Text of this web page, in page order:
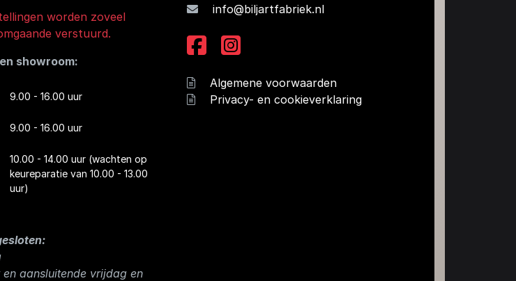
worden zoveel
verstuurd.
showroom:
9.00 - 16.00 uur
9.00 - 16.00 uur
10.00 - 14.00 uur (wachten op
keureparatie van 10.00 - 13.00
uur)
en aansluitende vrijdag en
info@biljartfabriek.nl
Algemene voorwaarden
Privacy- en cookieverklaring